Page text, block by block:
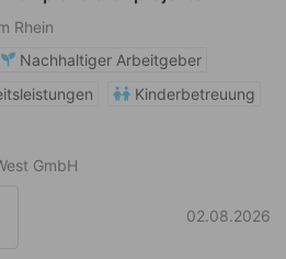
Rhein
Nachhaltiger Arbeitgeber
Kinderbetreuung
GmbH
02.08.2026